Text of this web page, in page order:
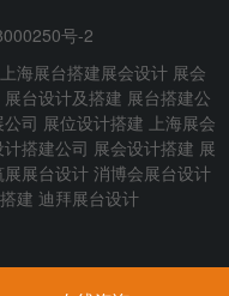
号-2
上海展台搭建展会设计 展会
展台设计及搭建 展台搭建公
司 展位设计搭建 上海展会
搭建公司 展会设计搭建 展
展台设计 消博会展台设计
建 迪拜展台设计